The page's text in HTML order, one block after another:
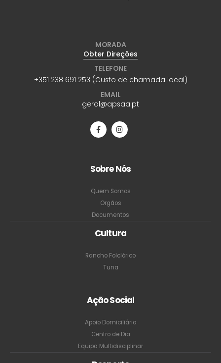
MORADA
Obter Direções
TELEFONE
+351 238 691 253 (Custo de chamada local)
EMAIL
geral@apsaa.pt
Sobre Nós
Quem Somos
Orgãos
Documentos
Cultura
Rancho Folclórico
Tuna
Ação Social
Apoio Domiciliário
Centro de Dia
Equipa Multidisciplinar